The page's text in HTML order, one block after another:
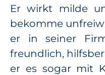
Er wirkt milde
bekomme
er in seiner
freundlich,
er es sogar mit